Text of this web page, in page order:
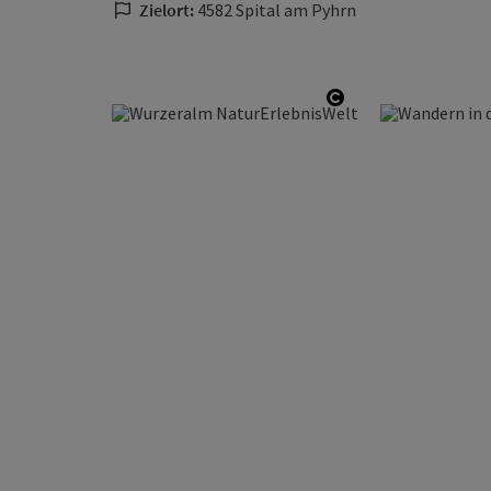
Zielort: 4582 Spital am Pyhrn
Copyright öffnen